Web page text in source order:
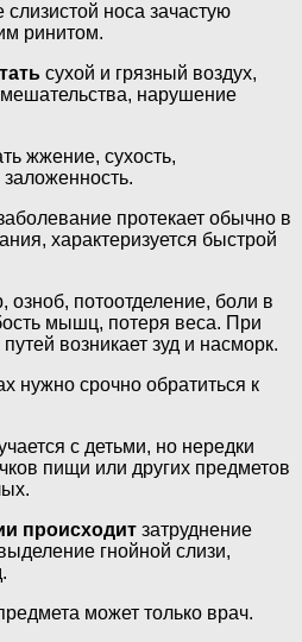
носа зачастую
ринитом.
сухой и грязный воздух,
нарушение
жжение, сухость,
протекает обычно в
характеризуется быстрой
озноб, потоотделение, боли в
мышц, потеря веса. При
возникает зуд и насморк.
нужно срочно обратиться к
с детьми, но нередки
пищи или других предметов
происходит затруднение
гнойной слизи,
может только врач.